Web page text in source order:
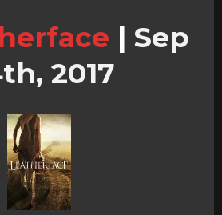
| Sep
2017